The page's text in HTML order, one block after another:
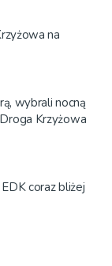
na
wybrali nocną
Krzyżowa
coraz bliżej